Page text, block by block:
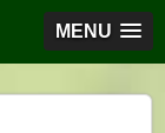
MENU